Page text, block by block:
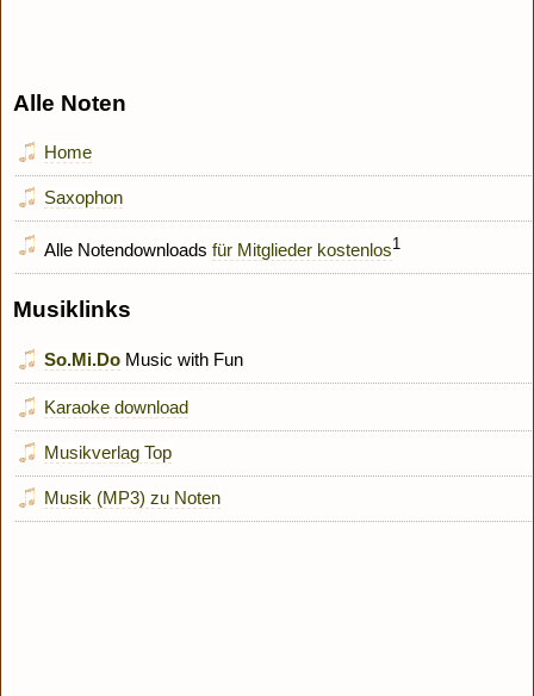
Alle Noten
Home
Saxophon
Alle Notendownloads für Mitglieder kostenlos1
Musiklinks
So.Mi.Do Music with Fun
Karaoke download
Musikverlag Top
Musik (MP3) zu Noten